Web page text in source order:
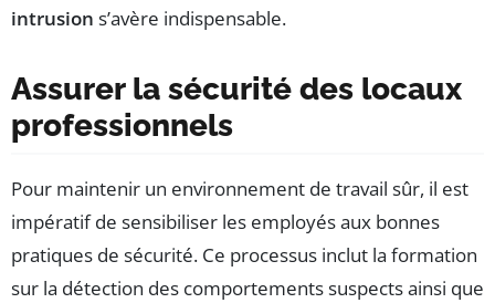
intrusion s’avère indispensable.
Assurer la sécurité des locaux
professionnels
Pour maintenir un environnement de travail sûr, il est
impératif de sensibiliser les employés aux bonnes
pratiques de sécurité. Ce processus inclut la formation
sur la détection des comportements suspects ainsi que